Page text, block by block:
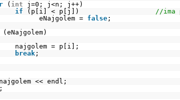
( int
j=0; j<n; j++)
if
(p[i] < p[j]) //ima
eNajgolem = false ;
(eNajgolem)
najgolem = p[i];
break ;
<< endl;